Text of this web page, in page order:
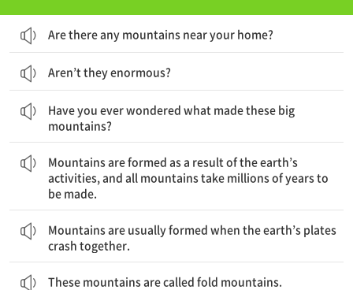
Are there any mountains near your home?
Aren’t they enormous?
Have you ever wondered what made these big
mountains?
Mountains are formed as a result of the earth’s
activities, and all mountains take millions of years to
be made.
Mountains are usually formed when the earth’s plates
crash together.
These mountains are called fold mountains.